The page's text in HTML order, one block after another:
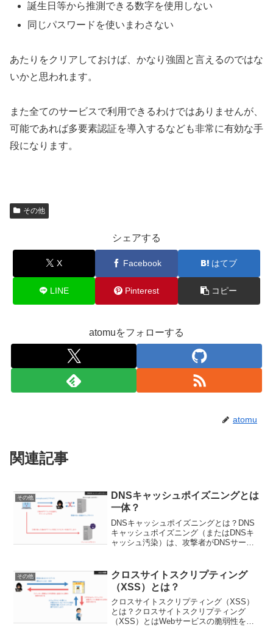
誕生日等から推測できる数字を使用しない
同じパスワードを使いまわさない
あたりをクリアしておけば、かなり強固と言えるのではな
いかと思われます。
また全てのサービスで利用できるわけではありませんが、
可能であれば多要素認証を導入するなども非常に有効な手
段になります。
その他
シェアする
X Facebook はてブ
LINE Pinterest コピー
atomuをフォローする
atomu
関連記事
その他
DNSキャッシュポイズニングとは
一体？
DNSキャッシュポイズニングとは？DNS
キャッシュポイズニング（またはDNSキ
ャッシュ汚染）は、攻撃者がDNSサーバ
換されるようにする攻撃手法です。これ
により、ユーザ...
その他
クロスサイトスクリプティング
（XSS）とは？
クロスサイトスクリプティング（XSS）
とは？クロスサイトスクリプティング
（XSS）とはWebサービスの脆弱性を利